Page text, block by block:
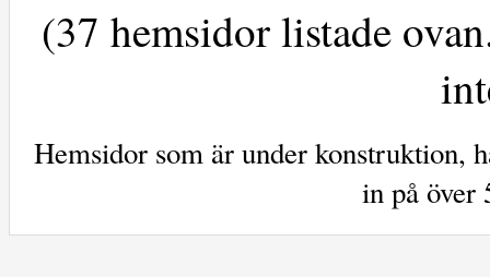
(37 hemsidor listade
Hemsidor som är under konstruktion,
in på över